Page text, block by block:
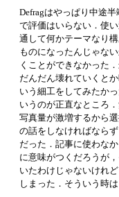
Defragはやっぱり中途
で評価はいらない．使
通して何かテーマなり
ものになったんじゃな
くことができなかった
だんだん壊れていくと
いう細工をしてみたか
いうのが正直なところ
写真量が激増するから
の話をしなければなら
だった．記事に使わな
に意味がつくだろうが
いたわけじゃないけれ
しまった．そういう時